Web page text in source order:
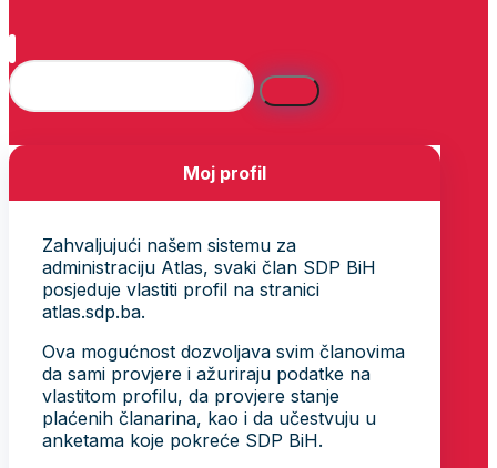
Moj profil
Zahvaljujući našem sistemu za
administraciju Atlas, svaki član SDP BiH
posjeduje vlastiti profil na stranici
atlas.sdp.ba.
Ova mogućnost dozvoljava svim članovima
da sami provjere i ažuriraju podatke na
vlastitom profilu, da provjere stanje
plaćenih članarina, kao i da učestvuju u
anketama koje pokreće SDP BiH.